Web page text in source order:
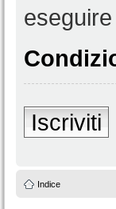
Iscriviti
Indice